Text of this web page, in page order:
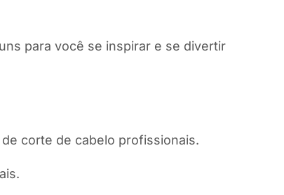
para você se inspirar e se divertir
corte de cabelo profissionais.